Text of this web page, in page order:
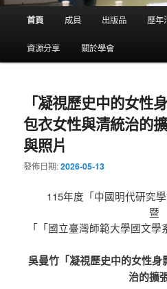
首頁 成員 出版品 歷年
資源分享 關於學會
「凝視歷史中的女性
包衣女性與清統治的
與照片
發佈日期:2026-05-13
115年度「中國明代研究
暨
「「國立臺灣師範大學國文
吳曼竹「凝視歷史中的女性
治的擴